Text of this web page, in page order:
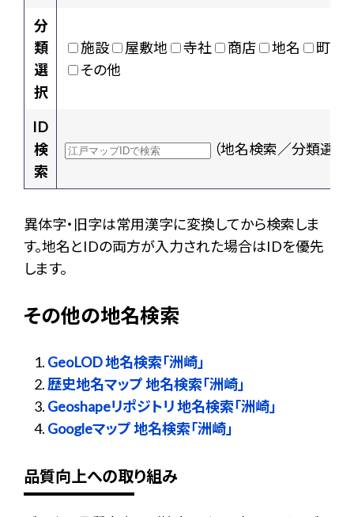
分
類
選
択
施設 屋敷地 寺社 商店 地名
町村
その他
ID
検
索
（地名検索／分類選択
異体字・旧字は常用漢字に変換してから検索しま
す。地名とIDの両方が入力された場合はIDを優先
します。
その他の地名検索
GeoLOD 地名検索「洲崎」
歴史地名マップ 地名検索「洲崎」
Geoshapeリポジトリ 地名検索「洲崎」
Googleマップ 地名検索「洲崎」
品質向上への取り組み